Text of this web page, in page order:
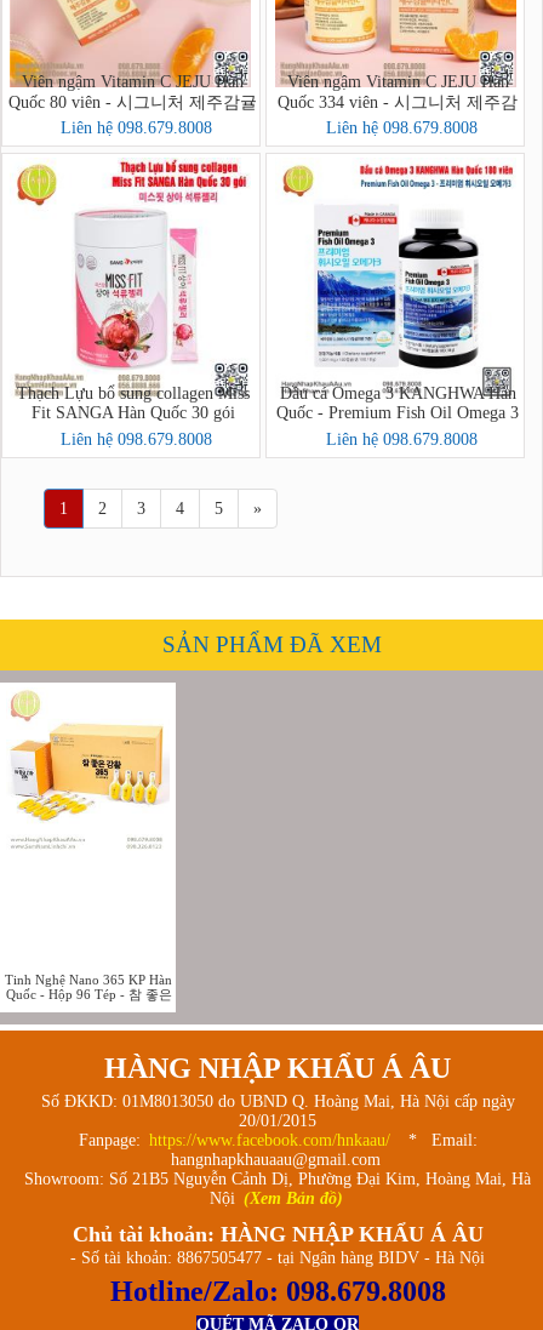
Viên ngậm Vitamin C JEJU Hàn
Quốc 80 viên - 시그니처 제주감귤
비타민C
Liên hệ 098.679.8008
Viên ngậm Vitamin C JEJU Hàn
Quốc 334 viên - 시그니처 제주감
귤비타민C
Liên hệ 098.679.8008
Thạch Lựu bổ sung collagen Miss
Fit SANGA Hàn Quốc 30 gói
Liên hệ 098.679.8008
Dầu cá Omega 3 KANGHWA Hàn
Quốc - Premium Fish Oil Omega 3
Liên hệ 098.679.8008
1 2 3 4 5 »
SẢN PHẨM ĐÃ XEM
Tinh Nghệ Nano 365 KP Hàn
Quốc - Hộp 96 Tép - 참 좋은
강황 365
HÀNG NHẬP KHẨU Á ÂU
Số ĐKKD: 01M8013050 do UBND Q. Hoàng Mai, Hà Nội cấp ngày
20/01/2015
Fanpage: https://www.facebook.com/hnkaau/
* Email:
hangnhapkhauaau@gmail.com
Showroom: Số 21B5 Nguyễn Cảnh Dị, Phường Đại Kim, Hoàng Mai, Hà
Nội (Xem Bản đồ)
Chủ tài khoản: HÀNG NHẬP KHẨU Á ÂU
- Số tài khoản: 8867505477 - tại Ngân hàng BIDV - Hà Nội
Hotline/Zalo: 098.679.8008
QUÉT MÃ ZALO QR